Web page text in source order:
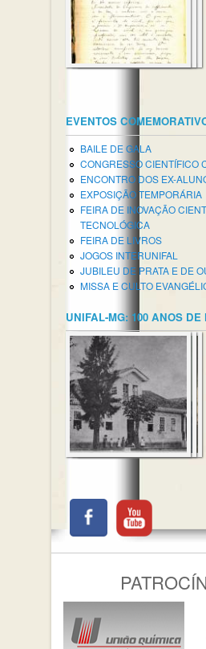
EVENTOS
BAILE DE GALA
CONGRESSO CIENTÍFICO
ENCONTRO DOS EX-
EXPOSIÇÃO TEMPORÁRIA
FEIRA DE INOVAÇÃO
TECNOLÓGICA
FEIRA DE LIVROS
JOGOS INTERUNIFAL
JUBILEU DE PRATA E DE
MISSA E CULTO
UNIFAL-MG: 100 ANOS DE